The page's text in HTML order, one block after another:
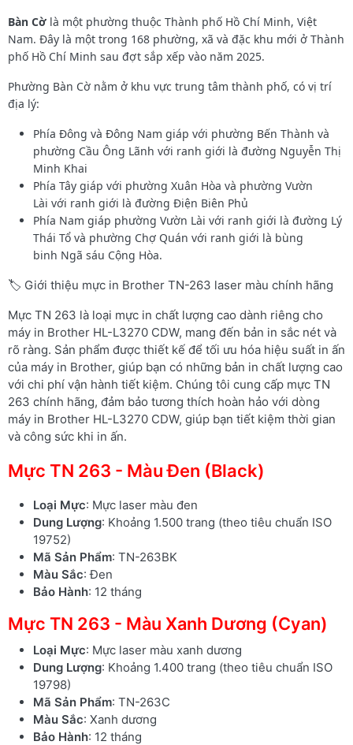
Bàn Cờ là một phường thuộc Thành phố Hồ Chí Minh, Việt
Nam. Đây là một trong 168 phường, xã và đặc khu mới ở Thành
phố Hồ Chí Minh sau đợt sắp xếp vào năm 2025.
Phường Bàn Cờ nằm ở khu vực trung tâm thành phố, có vị trí
địa lý:
Phía Đông và Đông Nam giáp với phường Bến Thành và
phường Cầu Ông Lãnh với ranh giới là đường Nguyễn Thị
Minh Khai
Phía Tây giáp với phường Xuân Hòa và phường Vườn
Lài với ranh giới là đường Điện Biên Phủ
Phía Nam giáp phường Vườn Lài với ranh giới là đường Lý
Thái Tổ và phường Chợ Quán với ranh giới là bùng
binh Ngã sáu Cộng Hòa.
🏷️ Giới thiệu mực in Brother TN-263 laser màu chính hãng
Mực TN 263 là loại mực in chất lượng cao dành riêng cho
máy in Brother HL-L3270 CDW, mang đến bản in sắc nét và
rõ ràng. Sản phẩm được thiết kế để tối ưu hóa hiệu suất in ấn
của máy in Brother, giúp bạn có những bản in chất lượng cao
với chi phí vận hành tiết kiệm. Chúng tôi cung cấp mực TN
263 chính hãng, đảm bảo tương thích hoàn hảo với dòng
máy in Brother HL-L3270 CDW, giúp bạn tiết kiệm thời gian
và công sức khi in ấn.
Mực TN 263 - Màu Đen (Black)
Loại Mực: Mực laser màu đen
Dung Lượng: Khoảng 1.500 trang (theo tiêu chuẩn ISO
19752)
Mã Sản Phẩm: TN-263BK
Màu Sắc: Đen
Bảo Hành: 12 tháng
Mực TN 263 - Màu Xanh Dương (Cyan)
Loại Mực: Mực laser màu xanh dương
Dung Lượng: Khoảng 1.400 trang (theo tiêu chuẩn ISO
19798)
Mã Sản Phẩm: TN-263C
Màu Sắc: Xanh dương
Bảo Hành: 12 tháng